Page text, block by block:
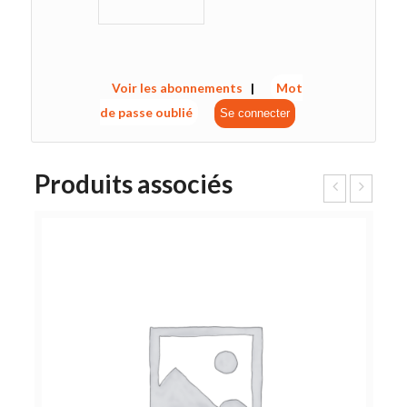
Voir les abonnements |
Mot
de passe oublié
Produits associés